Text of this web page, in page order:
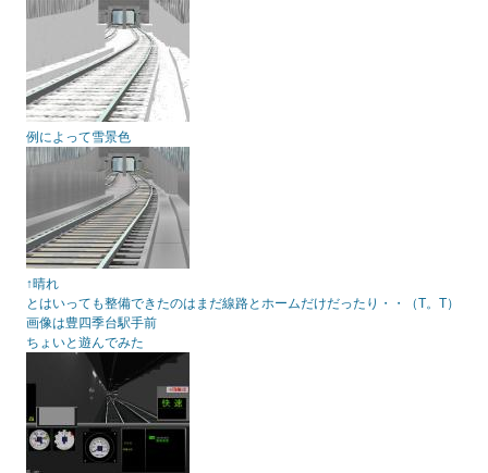
例によって雪景色
↑晴れ
とはいっても整備できたのはまだ線路とホームだけだったり・・（T。T）
画像は豊四季台駅手前
ちょいと遊んでみた